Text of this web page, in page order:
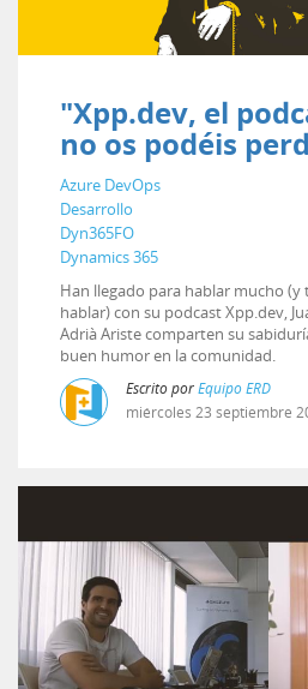
"Xpp.dev, el
no os podéis
Azure DevOps
Desarrollo
Dyn365FO
Dynamics 365
Han llegado para hablar mucho
hablar) con su podcast Xpp.dev,
Adrià Ariste comparten su
buen humor en la comunidad.
Escrito porEquipo ERD
miércoles 23 septiembre